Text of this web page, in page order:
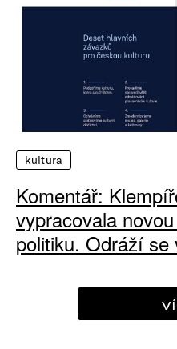
kultura
Komentář:
vypracovala
politiku. Odráží